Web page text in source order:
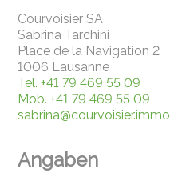
Courvoisier SA
Sabrina Tarchini
Place de la Navigation 2
1006 Lausanne
Tel. +41 79 469 55 09
Mob. +41 79 469 55 09
sabrina@courvoisier.immo
Angaben